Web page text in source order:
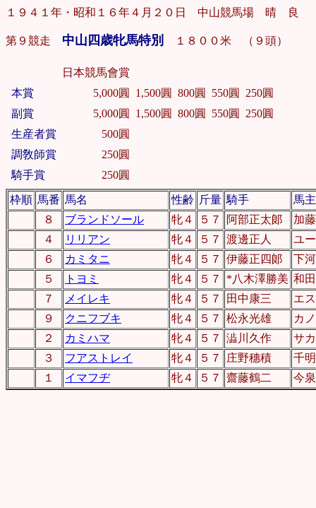
１９４１年・昭和１６年４月２０日 中山競馬場 晴 良
第９競走 中山四歳牝馬特別 １８００米 （９頭）
日本競馬會賞
本賞
5,000圓 1,500圓 800圓 550圓
250圓
副賞
5,000圓 1,500圓 800圓 550圓
250圓
生産者賞
500圓
調敎師賞
250圓
騎手賞
250圓
枠順 馬番 馬名 性齢 斤量 騎手
馬主
８
ブランドソール 牝４ ５７ 阿部正太郞
加
４
リリアン 牝４ ５７ 渡邊正人
ユ
６
カミタニ 牝４ ５７ 伊藤正四郞
下
５
トヨミ 牝４ ５７ *八木澤勝美 和
７
メイレキ 牝４ ５７ 田中康三
エ
９
クニフブキ 牝４ ５７ 松永光雄
カ
２
カミハマ 牝４ ５７ 澁川久作
サ
３
フアストレイ 牝４ ５７ 庄野穗積
千
１
イマフヂ 牝４ ５７ 齋藤鶴二 今